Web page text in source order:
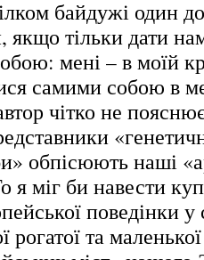
байдужі один
якщо тільки дати
мені – в моїй
самими собою в
чітко не
обпісюють наші
я міг би навести
поведінки у
рогатої та